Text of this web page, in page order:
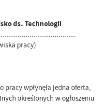
ds. Technologii
pracy)
pracy wpłynęła jedna oferta,
określonych w ogłoszeniu